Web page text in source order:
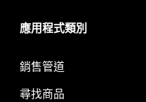
應用程式類別
銷售管道
尋找商品